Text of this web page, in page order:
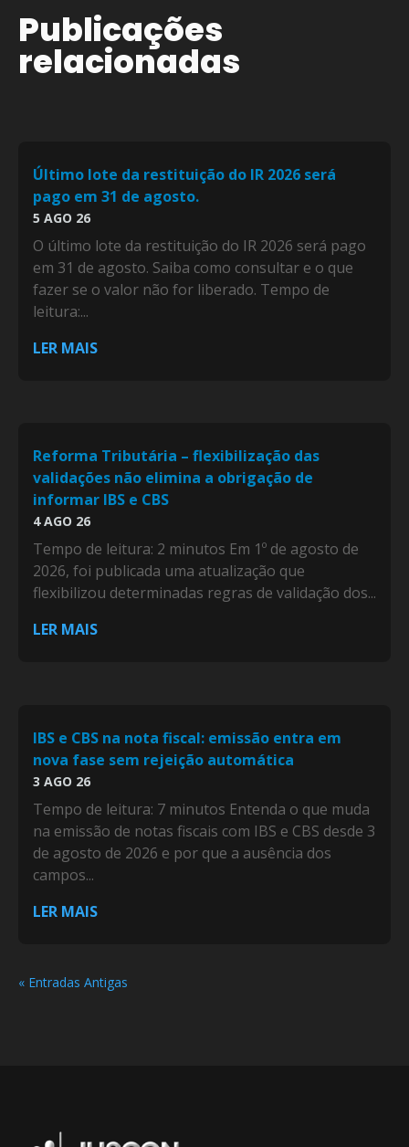
Publicações
relacionadas
Último lote da restituição do IR 2026 será
pago em 31 de agosto.
5 AGO 26
O último lote da restituição do IR 2026 será pago
em 31 de agosto. Saiba como consultar e o que
fazer se o valor não for liberado. Tempo de
leitura:...
LER MAIS
Reforma Tributária – flexibilização das
validações não elimina a obrigação de
informar IBS e CBS
4 AGO 26
Tempo de leitura: 2 minutos Em 1º de agosto de
2026, foi publicada uma atualização que
flexibilizou determinadas regras de validação dos...
LER MAIS
IBS e CBS na nota fiscal: emissão entra em
nova fase sem rejeição automática
3 AGO 26
Tempo de leitura: 7 minutos Entenda o que muda
na emissão de notas fiscais com IBS e CBS desde 3
de agosto de 2026 e por que a ausência dos
campos...
LER MAIS
« Entradas Antigas